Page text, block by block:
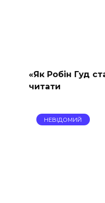
«Як Робін Гуд
читати
НЕВІДОМИЙ